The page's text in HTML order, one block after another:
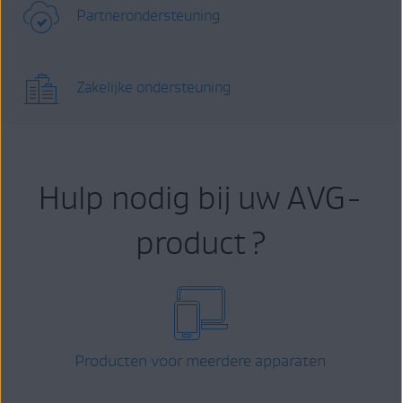
Partnerondersteuning
Zakelijke ondersteuning
Hulp nodig bij uw AVG-
product ?
Producten voor meerdere apparaten